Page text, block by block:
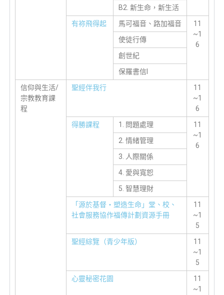
B2. 新生命，新生活
有祢飛得起
馬可福音、路加福音
11
~1
6
使徒行傳
創世紀
保羅書信I
信仰與生活/
宗教教育課
程
聖經伴我行
11
~1
6
得勝課程
1. 問題處理
11
~1
6
2. 情緒管理
3. 人際關係
4. 愛與寬恕
5. 智慧理財
「源於基督‧塑造生命」堂、校、
社會服務協作福傳計劃資源手冊
11
~1
5
聖經綜覽（青少年版）
11
~1
5
心靈秘密花園
11
~1